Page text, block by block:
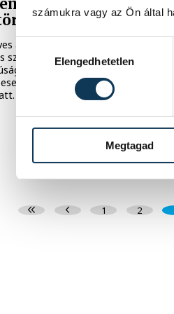
számukra vagy az Ön által
Hozzájárulás kiválasztása
Elengedhetetlen
Megtagad
pályázott az
a versenyt
akadályfutója, Varga Gréta a
szezonja után joggal
Európa-bajnokság
el nem törölték a
1 2